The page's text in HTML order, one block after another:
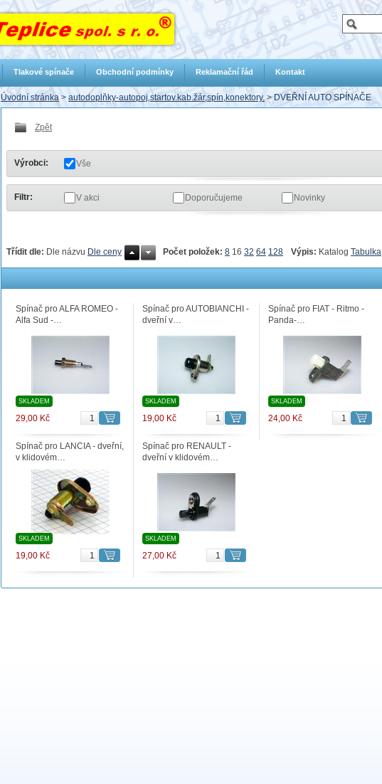
Úvodní stránka > autodoplňky-autopoj,startov.kab.žár,spín,konektory.>DVEŘNÍ AUTO SPÍNAČE
Zpět
Výrobci: Vše
Filtr: V akci Doporučujeme Novinky
Třídit dle: Dle názvu Dle ceny Počet položek: 8 16 32 64 128 Výpis: Katalog Tabulka
Spínač pro ALFA ROMEO -
Alfa Sud -…
SKLADEM
29,00 Kč
Spínač pro AUTOBIANCHI -
dveřní v…
SKLADEM
19,00 Kč
Spínač pro FIAT - Ritmo -
Panda-…
SKLADEM
24,00 Kč
Spínač pro LANCIA - dveřní,
v klidovém…
SKLADEM
19,00 Kč
Spínač pro RENAULT -
dveřní v klidovém…
SKLADEM
27,00 Kč
Tlakové spínače Obchodní podmínky Reklamační řád Kontakt